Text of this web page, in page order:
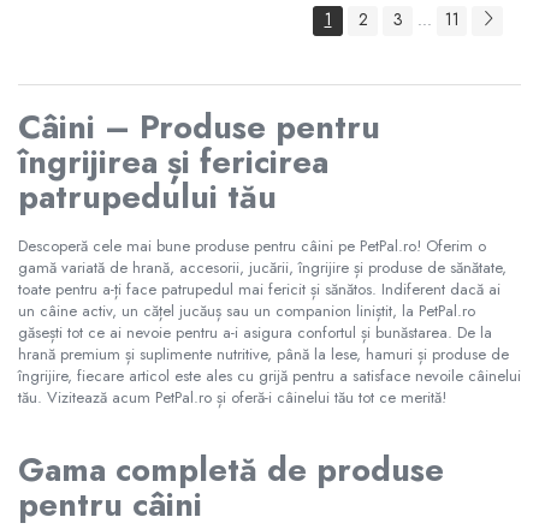
1 2 3 ... 11
Câini – Produse pentru
îngrijirea și fericirea
patrupedului tău
Descoperă cele mai bune produse pentru câini pe PetPal.ro! Oferim o
gamă variată de hrană, accesorii, jucării, îngrijire și produse de sănătate,
toate pentru a-ți face patrupedul mai fericit și sănătos. Indiferent dacă ai
un câine activ, un cățel jucăuș sau un companion liniștit, la PetPal.ro
găsești tot ce ai nevoie pentru a-i asigura confortul și bunăstarea. De la
hrană premium și suplimente nutritive, până la lese, hamuri și produse de
îngrijire, fiecare articol este ales cu grijă pentru a satisface nevoile câinelui
tău. Vizitează acum PetPal.ro și oferă-i câinelui tău tot ce merită!
Gama completă de produse
pentru câini